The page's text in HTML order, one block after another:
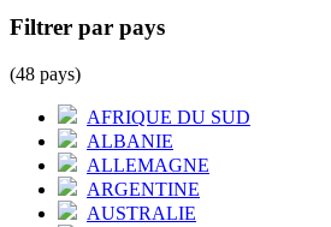
Filtrer par pays
(48 pays)
AFRIQUE DU SUD
ALBANIE
ALLEMAGNE
ARGENTINE
AUSTRALIE